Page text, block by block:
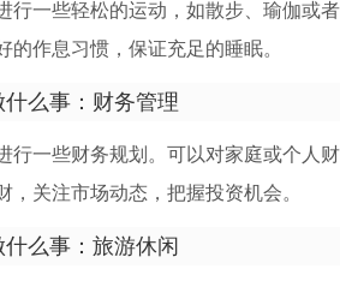
行一些轻松的运动，如散步、瑜伽或
作息习惯，保证充足的睡眠。
么事：财务管理
行一些财务规划。可以对家庭或个人
关注市场动态，把握投资机会。
么事：旅游休闲